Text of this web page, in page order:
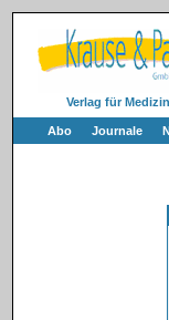
Verlag für
Abo Journale